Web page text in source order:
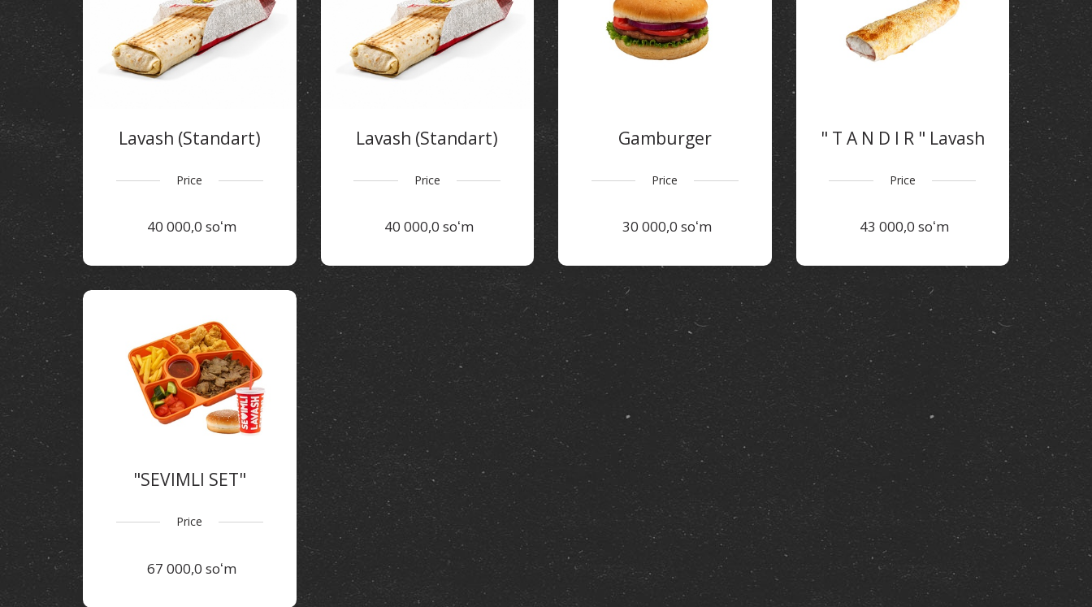
Lavash (Standart)
Price
40 000,0 soʻm
Lavash (Standart)
Price
40 000,0 soʻm
Gamburger
Price
30 000,0 soʻm
" T A N D I R " Lavash
Price
43 000,0 soʻm
"SEVIMLI SET"
Price
67 000,0 soʻm